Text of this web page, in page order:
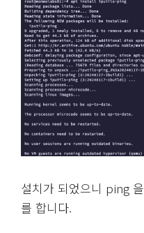
설치가 되었으니 ping
를 합니다.